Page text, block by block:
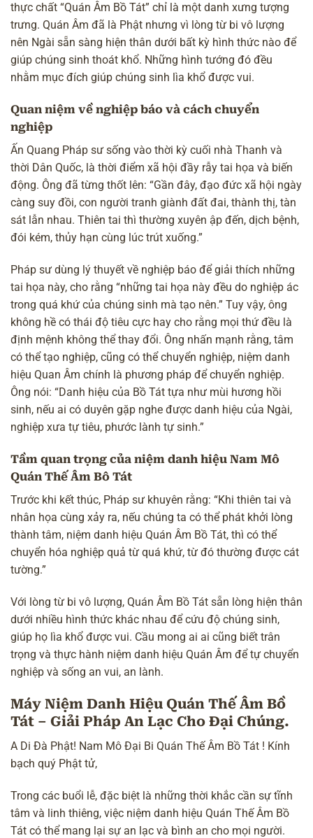
thực chất “Quán Âm Bồ Tát” chỉ là một danh xưng tượng
trưng. Quán Âm đã là Phật nhưng vì lòng từ bi vô lượng
nên Ngài sẵn sàng hiện thân dưới bất kỳ hình thức nào để
giúp chúng sinh thoát khổ. Những hình tướng đó đều
nhằm mục đích giúp chúng sinh lìa khổ được vui.
Quan niệm về nghiệp báo và cách chuyển
nghiệp
Ấn Quang Pháp sư sống vào thời kỳ cuối nhà Thanh và
thời Dân Quốc, là thời điểm xã hội đầy rẫy tai họa và biến
động. Ông đã từng thốt lên: “Gần đây, đạo đức xã hội ngày
càng suy đồi, con người tranh giành đất đai, thành thị, tàn
sát lẫn nhau. Thiên tai thì thường xuyên ập đến, dịch bệnh,
đói kém, thủy hạn cùng lúc trút xuống.”
Pháp sư dùng lý thuyết về nghiệp báo để giải thích những
tai họa này, cho rằng “những tai họa này đều do nghiệp ác
trong quá khứ của chúng sinh mà tạo nên.” Tuy vậy, ông
không hề có thái độ tiêu cực hay cho rằng mọi thứ đều là
định mệnh không thể thay đổi. Ông nhấn mạnh rằng, tâm
có thể tạo nghiệp, cũng có thể chuyển nghiệp, niệm danh
hiệu Quan Âm chính là phương pháp để chuyển nghiệp.
Ông nói: “Danh hiệu của Bồ Tát tựa như mùi hương hồi
sinh, nếu ai có duyên gặp nghe được danh hiệu của Ngài,
nghiệp xưa tự tiêu, phước lành tự sinh.”
Tầm quan trọng của niệm danh hiệu Nam Mô
Quán Thế Âm Bô Tát
Trước khi kết thúc, Pháp sư khuyên rằng: “Khi thiên tai và
nhân họa cùng xảy ra, nếu chúng ta có thể phát khởi lòng
thành tâm, niệm danh hiệu Quán Âm Bồ Tát, thì có thể
chuyển hóa nghiệp quả từ quá khứ, từ đó thường được cát
tường.”
Với lòng từ bi vô lượng, Quán Âm Bồ Tát sẵn lòng hiện thân
dưới nhiều hình thức khác nhau để cứu độ chúng sinh,
giúp họ lìa khổ được vui. Cầu mong ai ai cũng biết trân
trọng và thực hành niệm danh hiệu Quán Âm để tự chuyển
nghiệp và sống an vui, an lành.
Máy Niệm Danh Hiệu Quán Thế Âm Bồ
Tát – Giải Pháp An Lạc Cho Đại Chúng.
A Di Đà Phật! Nam Mô Đại Bi Quán Thế Âm Bồ Tát ! Kính
bạch quý Phật tử,
Trong các buổi lễ, đặc biệt là những thời khắc cần sự tĩnh
tâm và linh thiêng, việc niệm danh hiệu Quán Thế Âm Bồ
Tát có thể mang lại sự an lạc và bình an cho mọi người.